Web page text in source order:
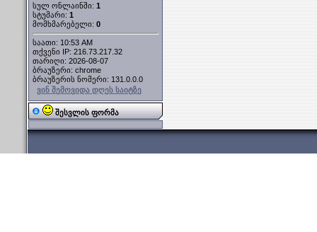
სულ ონლაინში: 1
სტუმარი: 1
მომხმარებელი: 0
საათი: 10:53 AM
თქვენი IP: 216.73.217.32
თარიღი: 2026-08-07
ბრაუზერი: chrome
ბრაუზერის ნომერი: 131.0.0.0
ვინ შემოვიდა დღეს საიტზე
შესვლის ფორმა